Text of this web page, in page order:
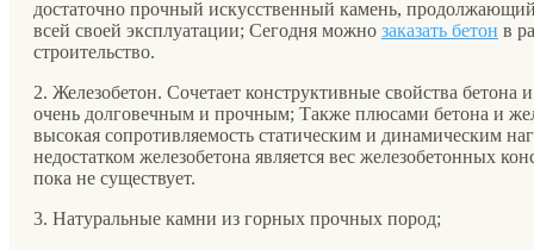
достаточно прочный искусственный камень,
всей своей эксплуатации; Сегодня можно заказать бетон в
строительство.
2. Железобетон. Сочетает конструктивные свойства бетона
очень долговечным и прочным; Также плюсами бетона и
высокая сопротивляемость статическим и динамическим
недостатком железобетона является вес железобетонных
пока не существует.
3. Натуральные камни из горных прочных пород;